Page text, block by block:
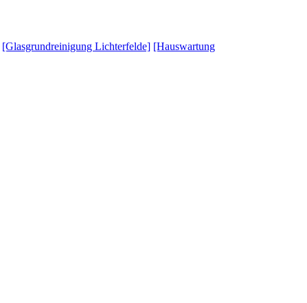
[Glasgrundreinigung Lichterfelde] [Hauswartung